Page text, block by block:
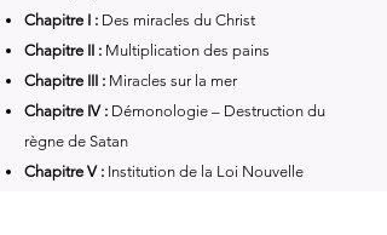
Chapitre I : Des miracles du Christ
Chapitre II : Multiplication des pains
Chapitre III : Miracles sur la mer
Chapitre IV : Démonologie – Destruction du
règne de Satan
Chapitre V : Institution de la Loi Nouvelle